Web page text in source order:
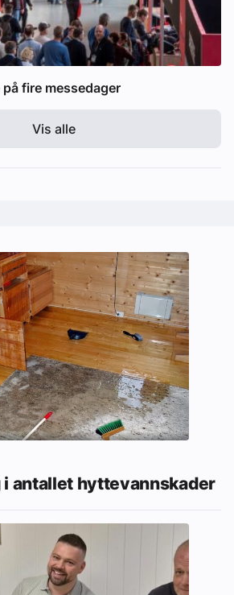
fire messedager
Vis alle
antallet hyttevannskader